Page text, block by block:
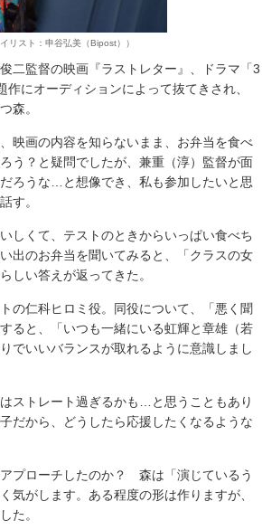
リスト：申谷弘美（Bipost））
二監督の映画『ラストレター』、ドラマ「3
にオーディションによって抜てきされ、
森。
映画の内容を知らないまま、お弁当を食べ
う？と疑問でしたが、兼重（淳）監督が面
ろうな…と想像でき、私も参加したいと思
す。
しくて、テストのときからいっぱい食べち
出のお弁当を聞いてみると、「クラスの女
しい答えが返ってきた。
の仁科ヒロミ役。同役について、「悪く聞
ると、「いつも一緒にいる虹輝と章雄（若
でいいバランスが取れるように意識しまし
ストレート過ぎるかも…と思うこともあり
だから、どうしたら応援したくなるような
プローチしたのか？ 森は「演じているう
気がします。ある程度の形は作りますが、
た。